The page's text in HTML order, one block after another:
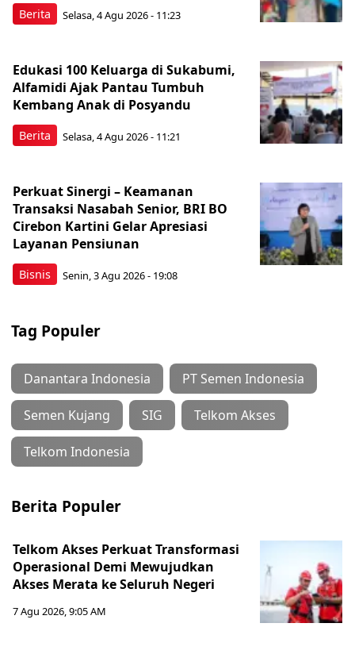
Berita Selasa, 4 Agu 2026 - 11:23
Berita
Edukasi 100 Keluarga di Sukabumi,
Alfamidi Ajak Pantau Tumbuh
Kembang Anak di Posyandu
Selasa, 4 Agu 2026 - 11:21
Bisnis
Perkuat Sinergi – Keamanan
Transaksi Nasabah Senior, BRI BO
Cirebon Kartini Gelar Apresiasi
Layanan Pensiunan
Senin, 3 Agu 2026 - 19:08
Tag Populer
Danantara Indonesia PT Semen Indonesia
Semen Kujang SIG Telkom Akses
Telkom Indonesia
Berita Populer
Telkom Akses Perkuat Transformasi
Operasional Demi Mewujudkan
Akses Merata ke Seluruh Negeri
7 Agu 2026, 9:05 AM